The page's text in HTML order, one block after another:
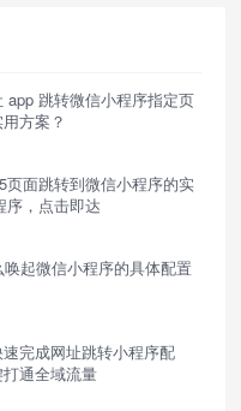
app 跳转微信小程序指定页
方案？
页面跳转到微信小程序的实
序，点击即达
唤起微信小程序的具体配置
速完成网址跳转小程序配
通全域流量